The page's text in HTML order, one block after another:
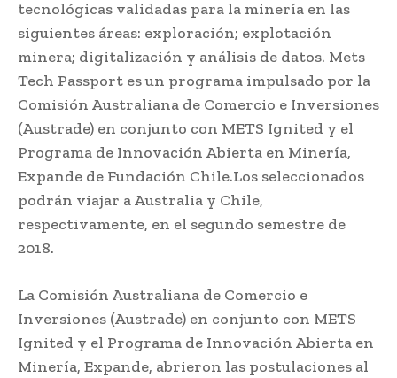
tecnológicas validadas para la minería en las
siguientes áreas: exploración; explotación
minera; digitalización y análisis de datos. Mets
Tech Passport es un programa impulsado por la
Comisión Australiana de Comercio e Inversiones
(Austrade) en conjunto con METS Ignited y el
Programa de Innovación Abierta en Minería,
Expande de Fundación Chile.Los seleccionados
podrán viajar a Australia y Chile,
respectivamente, en el segundo semestre de
2018.
La Comisión Australiana de Comercio e
Inversiones (Austrade) en conjunto con METS
Ignited y el Programa de Innovación Abierta en
Minería, Expande, abrieron las postulaciones al